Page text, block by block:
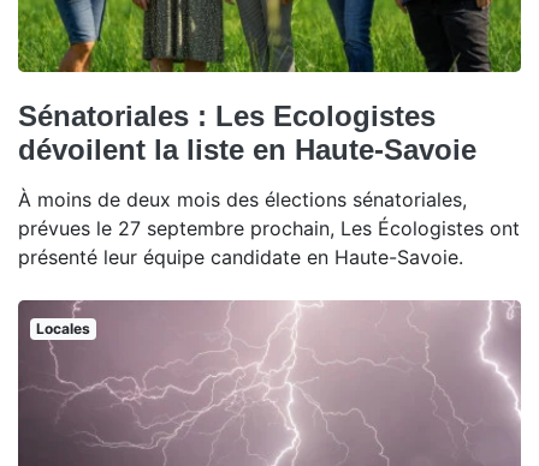
Sénatoriales : Les Ecologistes
dévoilent la liste en Haute-Savoie
À moins de deux mois des élections sénatoriales,
prévues le 27 septembre prochain, Les Écologistes ont
présenté leur équipe candidate en Haute-Savoie.
Locales